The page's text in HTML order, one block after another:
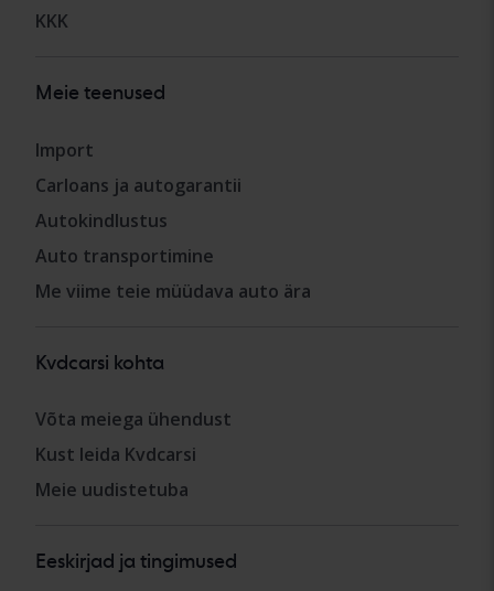
KKK
Meie teenused
Import
Carloans ja autogarantii
Autokindlustus
Auto transportimine
Me viime teie müüdava auto ära
Kvdcarsi kohta
Võta meiega ühendust
Kust leida Kvdcarsi
Meie uudistetuba
Eeskirjad ja tingimused